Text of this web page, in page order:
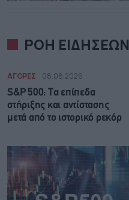
ΡΟΗ ΕΙΔΗΣΕΩΝ
ΑΓΟΡΕΣ 08.08.2026
S&P 500: Τα επίπεδα
στήριξης και αντίστασης
μετά από το ιστορικό ρεκόρ